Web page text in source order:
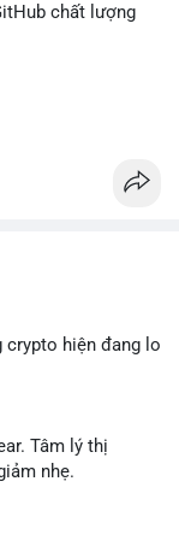
chất lượng
nhất!
crypto hiện đang lo
Tâm lý thị
nhẹ.